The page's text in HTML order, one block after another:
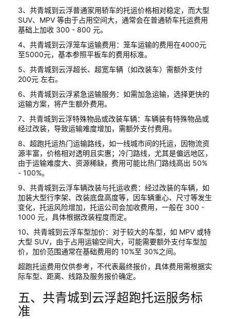
3、共青城到云浮普通家用轿车的托运价格相对稳定，而大型
SUV、MPV 等由于占用空间大，通常会在普通轿车托运费用
基础上加收 300 - 800 元。
4、共青城到云浮笼车运输费用：笼车运输的费用在4000元
至5000元，基本参照平板车的费用标准。
5、共青城到云浮超长、超宽车辆（如改装车）需额外支付
200元 左右。
6、共青城到云浮紧急运输服务：如需加急运输，选择更快的
运输方案，将产生额外费用。
7、共青城到云浮特殊物品或改装车辆：车辆装有特殊物品或
经过改装，导致运输难度增加，需额外支付费用。
8、超跑托运热门运输路线，如一线城市间的托运，因物流资
源丰富，价格相对透明且实惠；冷门路线，尤其是偏远地区，
由于运输难度大、资源稀缺，费用可能比热门路线高出 50%
- 100%。
9、共青城到云浮车辆改装与托运收费：经过改装的车辆，如
加装大型行李架、改装底盘高度等，因车辆重心、尺寸等发生
变化，托运风险增加，托运公司会加收费用，一般在 300 -
1000 元，具体根据改装程度而定。
10、共青城到云浮车型加价：对于较大的车型，如 MPV 或特
大型 SUV，由于占用运输空间大，可能需要额外支付车型加
价，加价范围通常在基础费用的 10%至 30%之间。
超跑托运费用仅供参考，不代表最终报价，具体费用需根据实
际车型、距离、线路及服务报价确定。
五、共青城到云浮超跑托运服务标
准